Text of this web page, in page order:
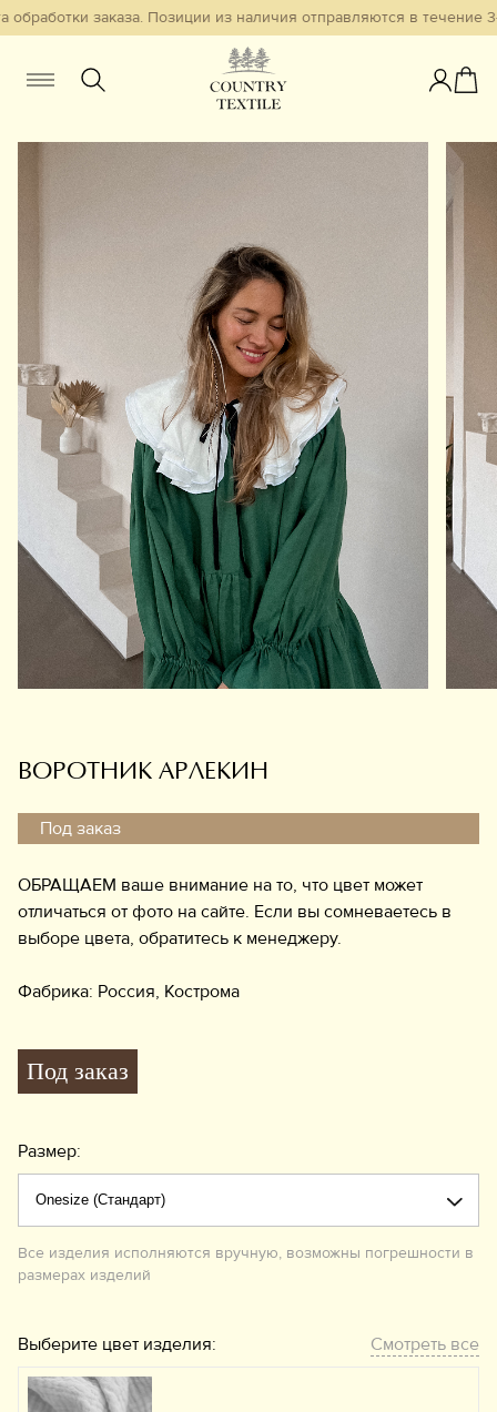
заказа. Позиции из наличия отправляются в течение 3-
Смотреть всё
Новинки
Бестселлеры
Обувь
Аксессуары
Украшения
Информация
ВОРОТНИК АРЛЕКИН
Под заказ
ОБРАЩАЕМ ваше внимание на то, что цвет может
отличаться от фото на сайте. Если вы сомневаетесь в
выборе цвета, обратитесь к менеджеру.
Фабрика: Россия, Кострома
Под заказ
Размер:
Все изделия исполняются вручную, возможны погрешности в
размерах изделий
Выберите цвет изделия: Смотреть все